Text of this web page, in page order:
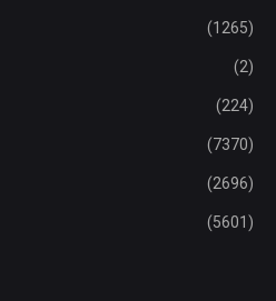
(1265)
(2)
(224)
(7370)
(2696)
(5601)